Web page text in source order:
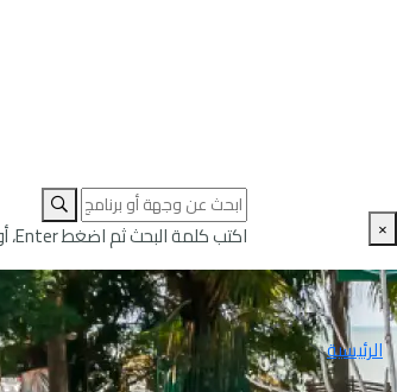
× اكتب كلمة البحث ثم اضغط Enter، أو أغلق النافذة للعودة إلى الصفحة.
الرئيسية